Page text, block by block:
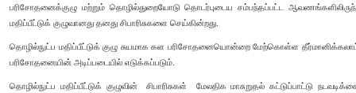
பரிசோதனைக்குழு மற்றும் தொழில்துறையோடு தொடர்புடைய சம்பந்தப்பட்ட
மதிப்பீட்டுக் குழுவானது தனது சிபாரிசுகளை செய்கின்றது.
தொழில்நுட்ப மதிப்பீட்டுக் குழு சுயமாக கள பரிசோதனையொன்றை மேற்கொள்ள
பரிசோதனையின் அடிப்படையில் எடுக்கப்படும்.
தொழில்நுட்ப மதிப்பீட்டுக் குழுவின் சிபாரிசுகள் மேலதிக மாசுறுதல் கட்டுப்பாட்டு